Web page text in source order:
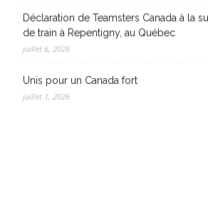
Déclaration de Teamsters Canada à la
de train à Repentigny, au Québec
juillet 6, 2026
Unis pour un Canada fort
juillet 1, 2026